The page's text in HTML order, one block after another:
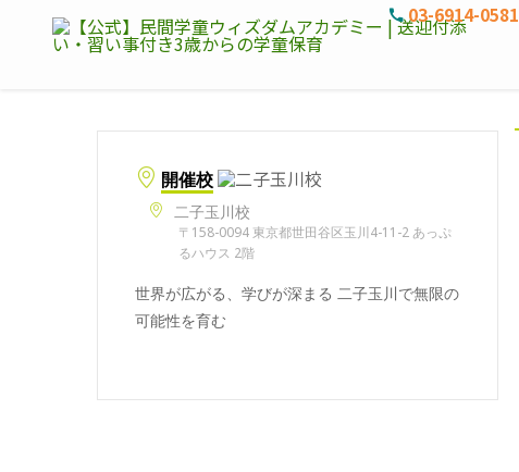
03-6914-0581
開催校
二子玉川校
〒158-0094 東京都世田谷区玉川4-11-2 あっぷ
るハウス 2階
世界が広がる、学びが深まる 二子玉川で無限の
可能性を育む